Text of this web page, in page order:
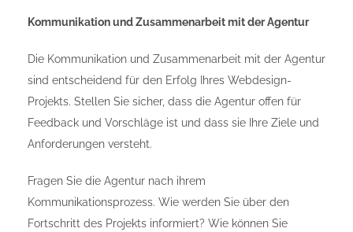
Kommunikation und Zusammenarbeit mit der Agentur
Die Kommunikation und Zusammenarbeit mit der Agentur
sind entscheidend für den Erfolg Ihres Webdesign-
Projekts. Stellen Sie sicher, dass die Agentur offen für
Feedback und Vorschläge ist und dass sie Ihre Ziele und
Anforderungen versteht.
Fragen Sie die Agentur nach ihrem
Kommunikationsprozess. Wie werden Sie über den
Fortschritt des Projekts informiert? Wie können Sie